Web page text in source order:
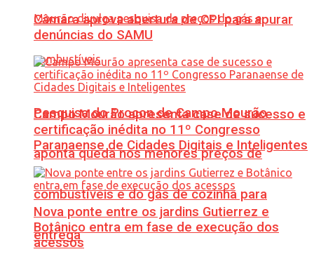
Pesquisa do Procon de Campo Mourão
aponta queda nos menores preços de
combustíveis e do gás de cozinha para
entrega
Câmara aprova abertura de CPI para apurar
denúncias do SAMU
Campo Mourão apresenta case de sucesso e
certificação inédita no 11º Congresso
Paranaense de Cidades Digitais e Inteligentes
Nova ponte entre os jardins Gutierrez e
Botânico entra em fase de execução dos
acessos